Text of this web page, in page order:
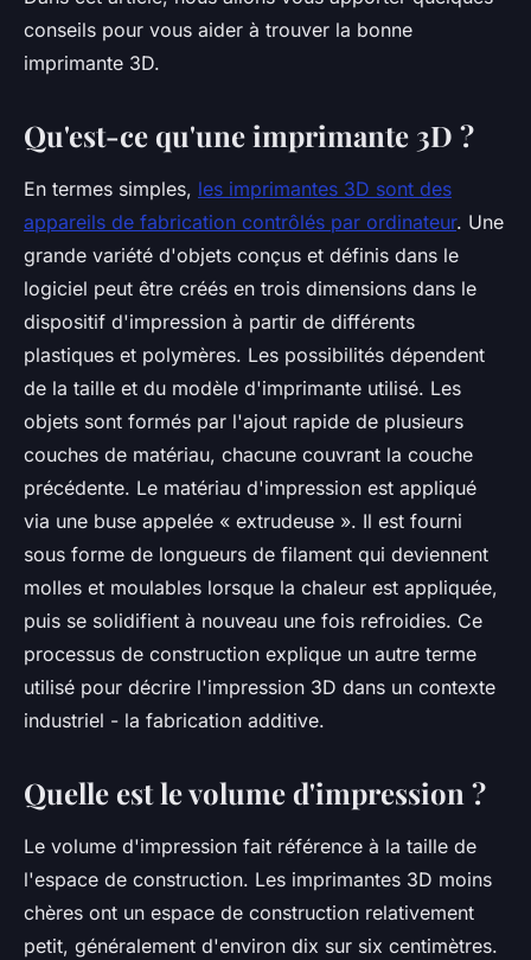
conseils pour vous aider à trouver la bonne
imprimante 3D.
Qu'est-ce qu'une imprimante 3D ?
En termes simples, les imprimantes 3D sont des
appareils de fabrication contrôlés par ordinateur. Une
grande variété d'objets conçus et définis dans le
logiciel peut être créés en trois dimensions dans le
dispositif d'impression à partir de différents
plastiques et polymères. Les possibilités dépendent
de la taille et du modèle d'imprimante utilisé. Les
objets sont formés par l'ajout rapide de plusieurs
couches de matériau, chacune couvrant la couche
précédente. Le matériau d'impression est appliqué
via une buse appelée « extrudeuse ». Il est fourni
sous forme de longueurs de filament qui deviennent
molles et moulables lorsque la chaleur est appliquée,
puis se solidifient à nouveau une fois refroidies. Ce
processus de construction explique un autre terme
utilisé pour décrire l'impression 3D dans un contexte
industriel - la fabrication additive.
Quelle est le volume d'impression ?
Le volume d'impression fait référence à la taille de
l'espace de construction. Les imprimantes 3D moins
chères ont un espace de construction relativement
petit, généralement d'environ dix sur six centimètres.